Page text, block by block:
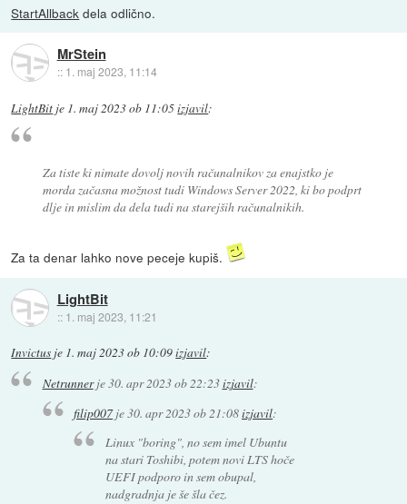
StartAllback dela odlično.
MrStein
:: 1. maj 2023, 11:14
LightBit je 1. maj 2023 ob 11:05izjavil:
Za tiste ki nimate dovolj novih računalnikov za enajstko je
morda začasna možnost tudi Windows Server 2022, ki bo podprt
dlje in mislim da dela tudi na starejših računalnikih.
Za ta denar lahko nove peceje kupiš.
LightBit
:: 1. maj 2023, 11:21
Invictus je 1. maj 2023 ob 10:09izjavil:
Netrunnerje30. apr 2023 ob 22:23izjavil:
filip007je30. apr 2023 ob 21:08izjavil:
Linux "boring", no sem imel Ubuntu
na stari Toshibi, potem novi LTS hoče
UEFI podporo in sem obupal,
nadgradnja je še šla čez.